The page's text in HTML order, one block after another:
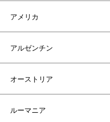
アメリカ
アルゼンチン
オーストリア
ルーマニア